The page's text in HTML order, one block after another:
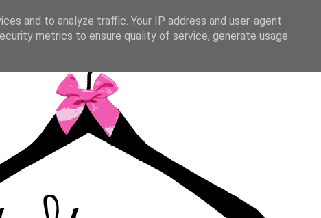
and to analyze traffic. Your IP address and user-agent
metrics to ensure quality of service, generate usage